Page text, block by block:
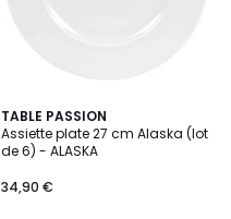
TABLE PASSION
Assiette plate 27 cm Alaska (lot
de 6) - ALASKA
34,90 €